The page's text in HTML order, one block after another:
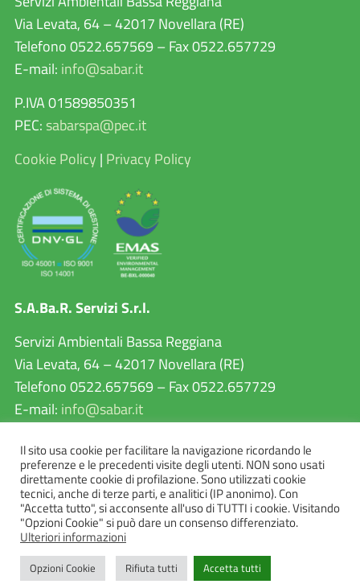
Via Levata, 64 – 42017 Novellara (RE)
Telefono 0522.657569 – Fax 0522.657729
E-mail: info@sabar.it
P.IVA 01589850351
PEC: sabarspa@pec.it
Cookie Policy | Privacy Policy
S.A.Ba.R. Servizi S.r.l.
Servizi Ambientali Bassa Reggiana
Via Levata, 64 – 42017 Novellara (RE)
Telefono 0522.657569 – Fax 0522.657729
E-mail: info@sabar.it
P.IVA 02460240357
PEC:sabarservizisrl@pec.it
Il sito usa cookie per facilitare la navigazione ricordando le
preferenze e le precedenti visite degli utenti. NON sono usati
direttamente cookie di profilazione. Sono utilizzati cookie
tecnici, anche di terze parti, e analitici (IP anonimo). Con
"Accetta tutto", si acconsente all'uso di TUTTI i cookie. Visitando
"Opzioni Cookie" si può dare un consenso differenziato.
Ulteriori informazioni
Opzioni Cookie Rifiuta tutti Accetta tutti